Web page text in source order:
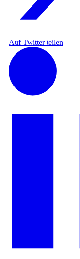
Auf Twitter teilen